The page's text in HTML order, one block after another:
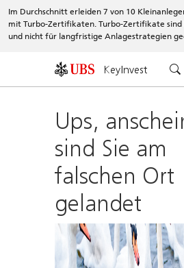
Im Durchschnitt erleiden 7 von 10
mit Turbo-Zertifikaten. Turbo-Zertifikate sind
und nicht für langfristige Anlagestrategien
KeyInvest
Ups,
sind Sie am
falschen Ort
gelandet